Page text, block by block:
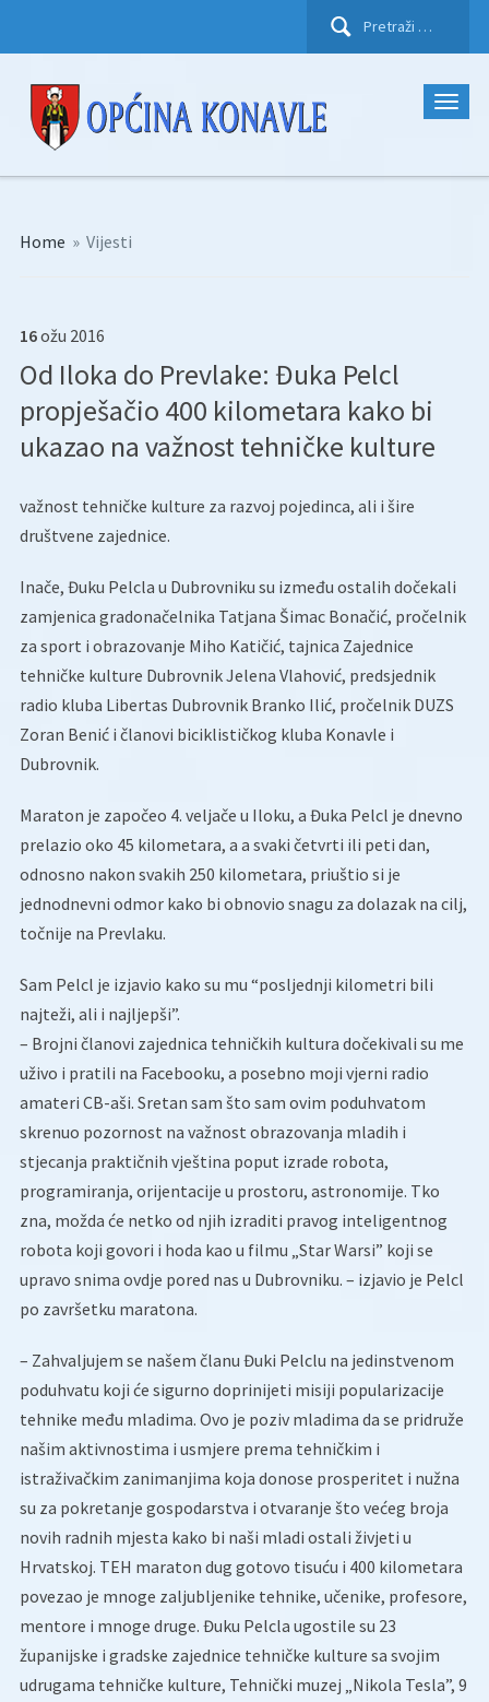
Pretraži:
Home » Vijesti
16ožu 2016
Od Iloka do Prevlake: Đuka Pelcl
propješačio 400 kilometara kako bi
ukazao na važnost tehničke kulture
važnost tehničke kulture za razvoj pojedinca, ali i šire
društvene zajednice.
Inače, Đuku Pelcla u Dubrovniku su između ostalih dočekali
zamjenica gradonačelnika Tatjana Šimac Bonačić, pročelnik
za sport i obrazovanje Miho Katičić, tajnica Zajednice
tehničke kulture Dubrovnik Jelena Vlahović, predsjednik
radio kluba Libertas Dubrovnik Branko Ilić, pročelnik DUZS
Zoran Benić i članovi biciklističkog kluba Konavle i
Dubrovnik.
Maraton je započeo 4. veljače u Iloku, a Đuka Pelcl je dnevno
prelazio oko 45 kilometara, a a svaki četvrti ili peti dan,
odnosno nakon svakih 250 kilometara, priuštio si je
jednodnevni odmor kako bi obnovio snagu za dolazak na cilj,
točnije na Prevlaku.
Sam Pelcl je izjavio kako su mu “posljednji kilometri bili
najteži, ali i najljepši”.
– Brojni članovi zajednica tehničkih kultura dočekivali su me
uživo i pratili na Facebooku, a posebno moji vjerni radio
amateri CB-aši. Sretan sam što sam ovim poduhvatom
skrenuo pozornost na važnost obrazovanja mladih i
stjecanja praktičnih vještina poput izrade robota,
programiranja, orijentacije u prostoru, astronomije. Tko
zna, možda će netko od njih izraditi pravog inteligentnog
robota koji govori i hoda kao u filmu „Star Warsi” koji se
upravo snima ovdje pored nas u Dubrovniku. – izjavio je Pelcl
po završetku maratona.
– Zahvaljujem se našem članu Đuki Pelclu na jedinstvenom
poduhvatu koji će sigurno doprinijeti misiji popularizacije
tehnike među mladima. Ovo je poziv mladima da se pridruže
našim aktivnostima i usmjere prema tehničkim i
istraživačkim zanimanjima koja donose prosperitet i nužna
su za pokretanje gospodarstva i otvaranje što većeg broja
novih radnih mjesta kako bi naši mladi ostali živjeti u
Hrvatskoj. TEH maraton dug gotovo tisuću i 400 kilometara
povezao je mnoge zaljubljenike tehnike, učenike, profesore,
mentore i mnoge druge. Đuku Pelcla ugostile su 23
županijske i gradske zajednice tehničke kulture sa svojim
udrugama tehničke kulture, Tehnički muzej „Nikola Tesla”, 9